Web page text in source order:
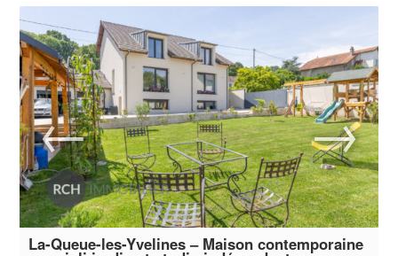
La-Queue-les-Yvelines – Maison contemporaine